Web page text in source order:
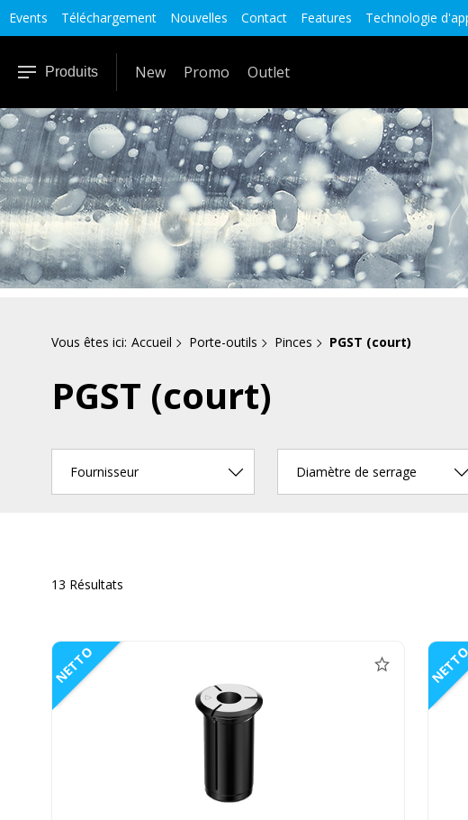
Events Téléchargement Nouvelles Contact Features Technologie
Produits New Promo Outlet
Vous êtes ici: Accueil Porte-outils Pinces PGST (court)
PGST (court)
Fournisseur Diamètre de serrage
13 Résultats
NETTO